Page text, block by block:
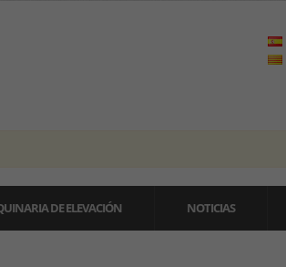
DE ELEVACIÓN NOTICIAS